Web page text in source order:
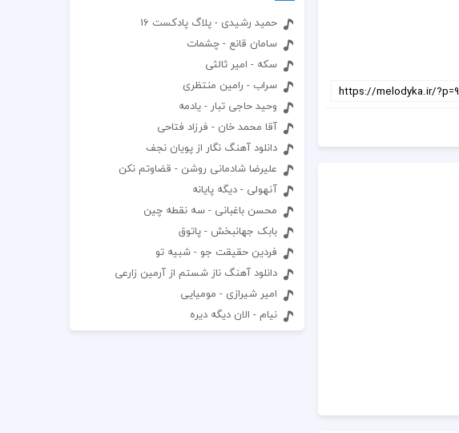
حمید رشیدی - پلاگ پادکست 16
سامان قانع - چشمات
سکه - امیر ثالثی
سراب - رامین منتظری
وحید حاجی تبار - یادمه
آقا محمد خان - فرزاد فتاحی
دانلود آهنگ نگار از پویان نجف
علیرضا شادمانی روشن - قضاوتم نکن
آنهولی - دیگه پایانه
محسن باغبانی - سه نقطه چین
بابک جهانبخش - پاتوق
فردین حقیقت جو - شبیه تو
دانلود آهنگ ناز شستم از آرمین زارعی
امیر شیرازی - مومیایی
نیام - الان دیگه دیره